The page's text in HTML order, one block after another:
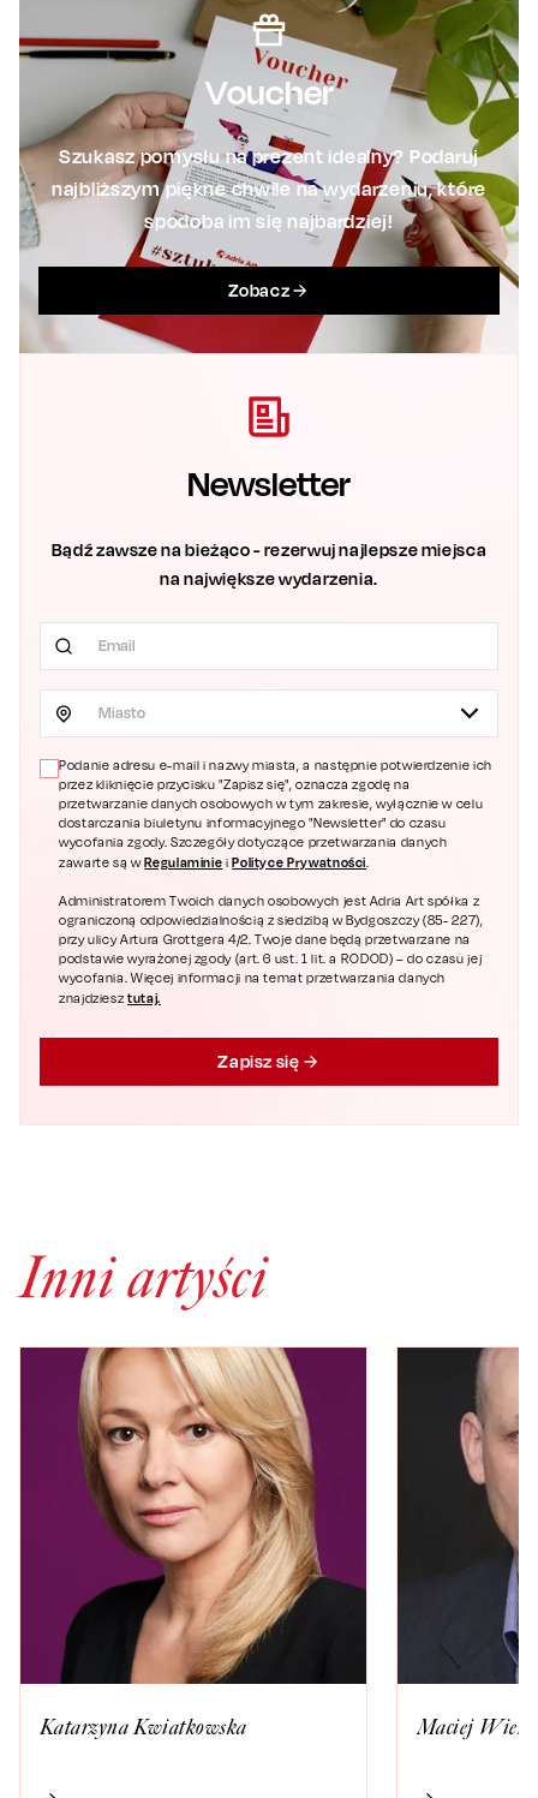
Voucher
Szukasz pomysłu na prezent idealny? Podaruj
najbliższym piękne chwile na wydarzeniu, które
spodoba im się najbardziej!
Zobacz
Newsletter
Bądź zawsze na bieżąco - rezerwuj najlepsze miejsca
na największe wydarzenia.
Miasto
Podanie adresu e-mail i nazwy miasta, a następnie potwierdzenie ich
przez kliknięcie przycisku "Zapisz się", oznacza zgodę na
przetwarzanie danych osobowych w tym zakresie, wyłącznie w celu
dostarczania biuletynu informacyjnego "Newsletter" do czasu
wycofania zgody. Szczegóły dotyczące przetwarzania danych
zawarte są wRegulaminie iPolityce Prywatności
Administratorem Twoich danych osobowych jest Adria Art spółka z
ograniczoną odpowiedzialnością z siedzibą w Bydgoszczy (85- 227),
przy ulicy Artura Grottgera 4/2. Twoje dane będą przetwarzane na
podstawie wyrażonej zgody (art. 6 ust. 1 lit. a RODOD) – do czasu jej
wycofania. Więcej informacji na temat przetwarzania danych
znajdziesztutaj.
Zapisz się
Inni artyści
Katarzyna Kwiatkowska Maciej